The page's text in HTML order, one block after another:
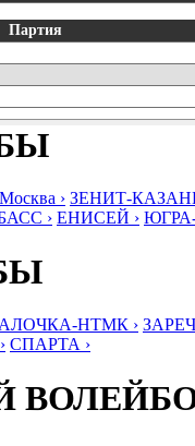
Партия
› ЗЕНИТ-
› ЕНИСЕЙ ›
НТМК ›
СПАРТА ›